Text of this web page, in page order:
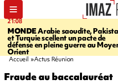
21:08
MONDEArabie saoudite,
et Turquie scellent un pacte de
défense en pleine guerre au
Orient
Accueil Actus Réunion
Fraude au baccalauréat